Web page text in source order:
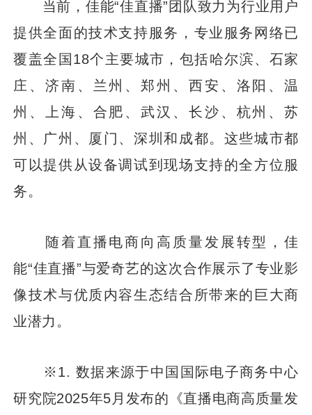
当前，佳能“佳直播”团队致力为行业用户
提供全面的技术支持服务，专业服务网络已
覆盖全国18个主要城市，包括哈尔滨、石家
庄、济南、兰州、郑州、西安、洛阳、温
州、上海、合肥、武汉、长沙、杭州、苏
州、广州、厦门、深圳和成都。这些城市都
可以提供从设备调试到现场支持的全方位服
务。
随着直播电商向高质量发展转型，佳
能“佳直播”与爱奇艺的这次合作展示了专业影
像技术与优质内容生态结合所带来的巨大商
业潜力。
※1. 数据来源于中国国际电子商务中心
研究院2025年5月发布的《直播电商高质量发